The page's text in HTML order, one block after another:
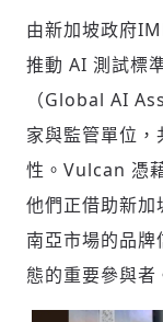
由新加坡政府
推動 AI 測試標
（Global AI
家與監管單位
性。Vulcan 憑
他們正借助新加
南亞市場的品
態的重要參與者
規則說明